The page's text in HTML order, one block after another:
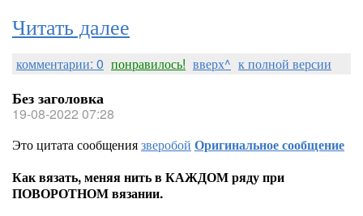
Читать далее
комментарии: 0 понравилось! вверх^ к полной версии
Без заголовка
19-08-2022 07:28
Это цитата сообщениязверобой Оригинальное сообщение
Как вязать, меняя нить в КАЖДОМ ряду при
ПОВОРОТНОМ вязании.